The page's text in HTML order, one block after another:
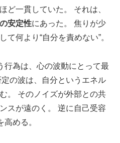
ど一貫していた。 それは、
安定性にあった。 焦りが少
て何より“自分を責めない”。
行為は、心の波動にとって最
の波は、自分というエネル
。 そのノイズが外部との共
スが遠のく。 逆に自己受容
高める。